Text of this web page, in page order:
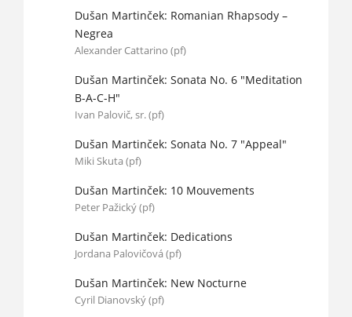
Dušan Martinček: Romanian Rhapsody –
Negrea
Alexander Cattarino (pf)
Dušan Martinček: Sonata No. 6 "Meditation
B-A-C-H"
Ivan Palovič, sr. (pf)
Dušan Martinček: Sonata No. 7 "Appeal"
Miki Skuta (pf)
Dušan Martinček: 10 Mouvements
Peter Pažický (pf)
Dušan Martinček: Dedications
Jordana Palovičová (pf)
Dušan Martinček: New Nocturne
Cyril Dianovský (pf)